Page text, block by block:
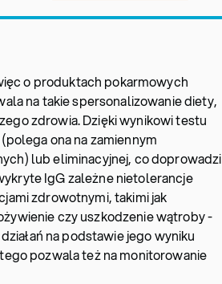
o produktach pokarmowych
na takie spersonalizowanie diety,
zdrowia. Dzięki wynikowi testu
ona na zamiennym
lub eliminacyjnej, co doprowadzi
IgG zależne nietolerancje
zdrowotnymi, takimi jak
czy uszkodzenie wątroby -
na podstawie jego wyniku
pozwala też na monitorowanie